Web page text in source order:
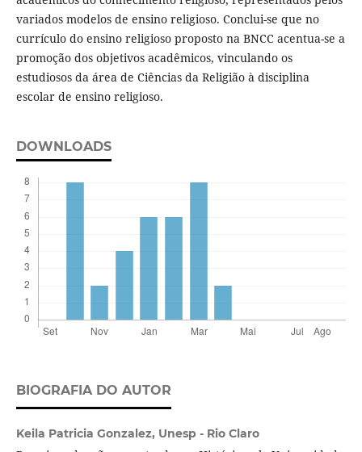
variados modelos de ensino religioso. Conclui-se que no
currículo do ensino religioso proposto na BNCC acentua-se a
promoção dos objetivos acadêmicos, vinculando os
estudiosos da área de Ciências da Religião à disciplina
escolar de ensino religioso.
DOWNLOADS
BIOGRAFIA DO AUTOR
Keila Patricia Gonzalez, Unesp - Rio Claro